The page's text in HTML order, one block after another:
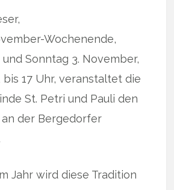
Wochenende,
Sonntag 3. November,
bis 17 Uhr, veranstaltet die
St. Petri und Pauli den
der Bergedorfer
Jahr wird diese Tradition